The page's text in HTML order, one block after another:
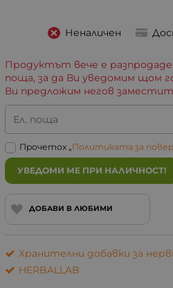
Неналичен
Продуктът вече е
поща, за да Ви уведомим щом
Ви предложим негов
Ел. поща
Прочетох „ Политиката за
УВЕДОМИ МЕ ПРИ НАЛИЧНОСТ!
ДОБАВИ В ЛЮБИМИ
Хранителни добавки за
HERBALLAB